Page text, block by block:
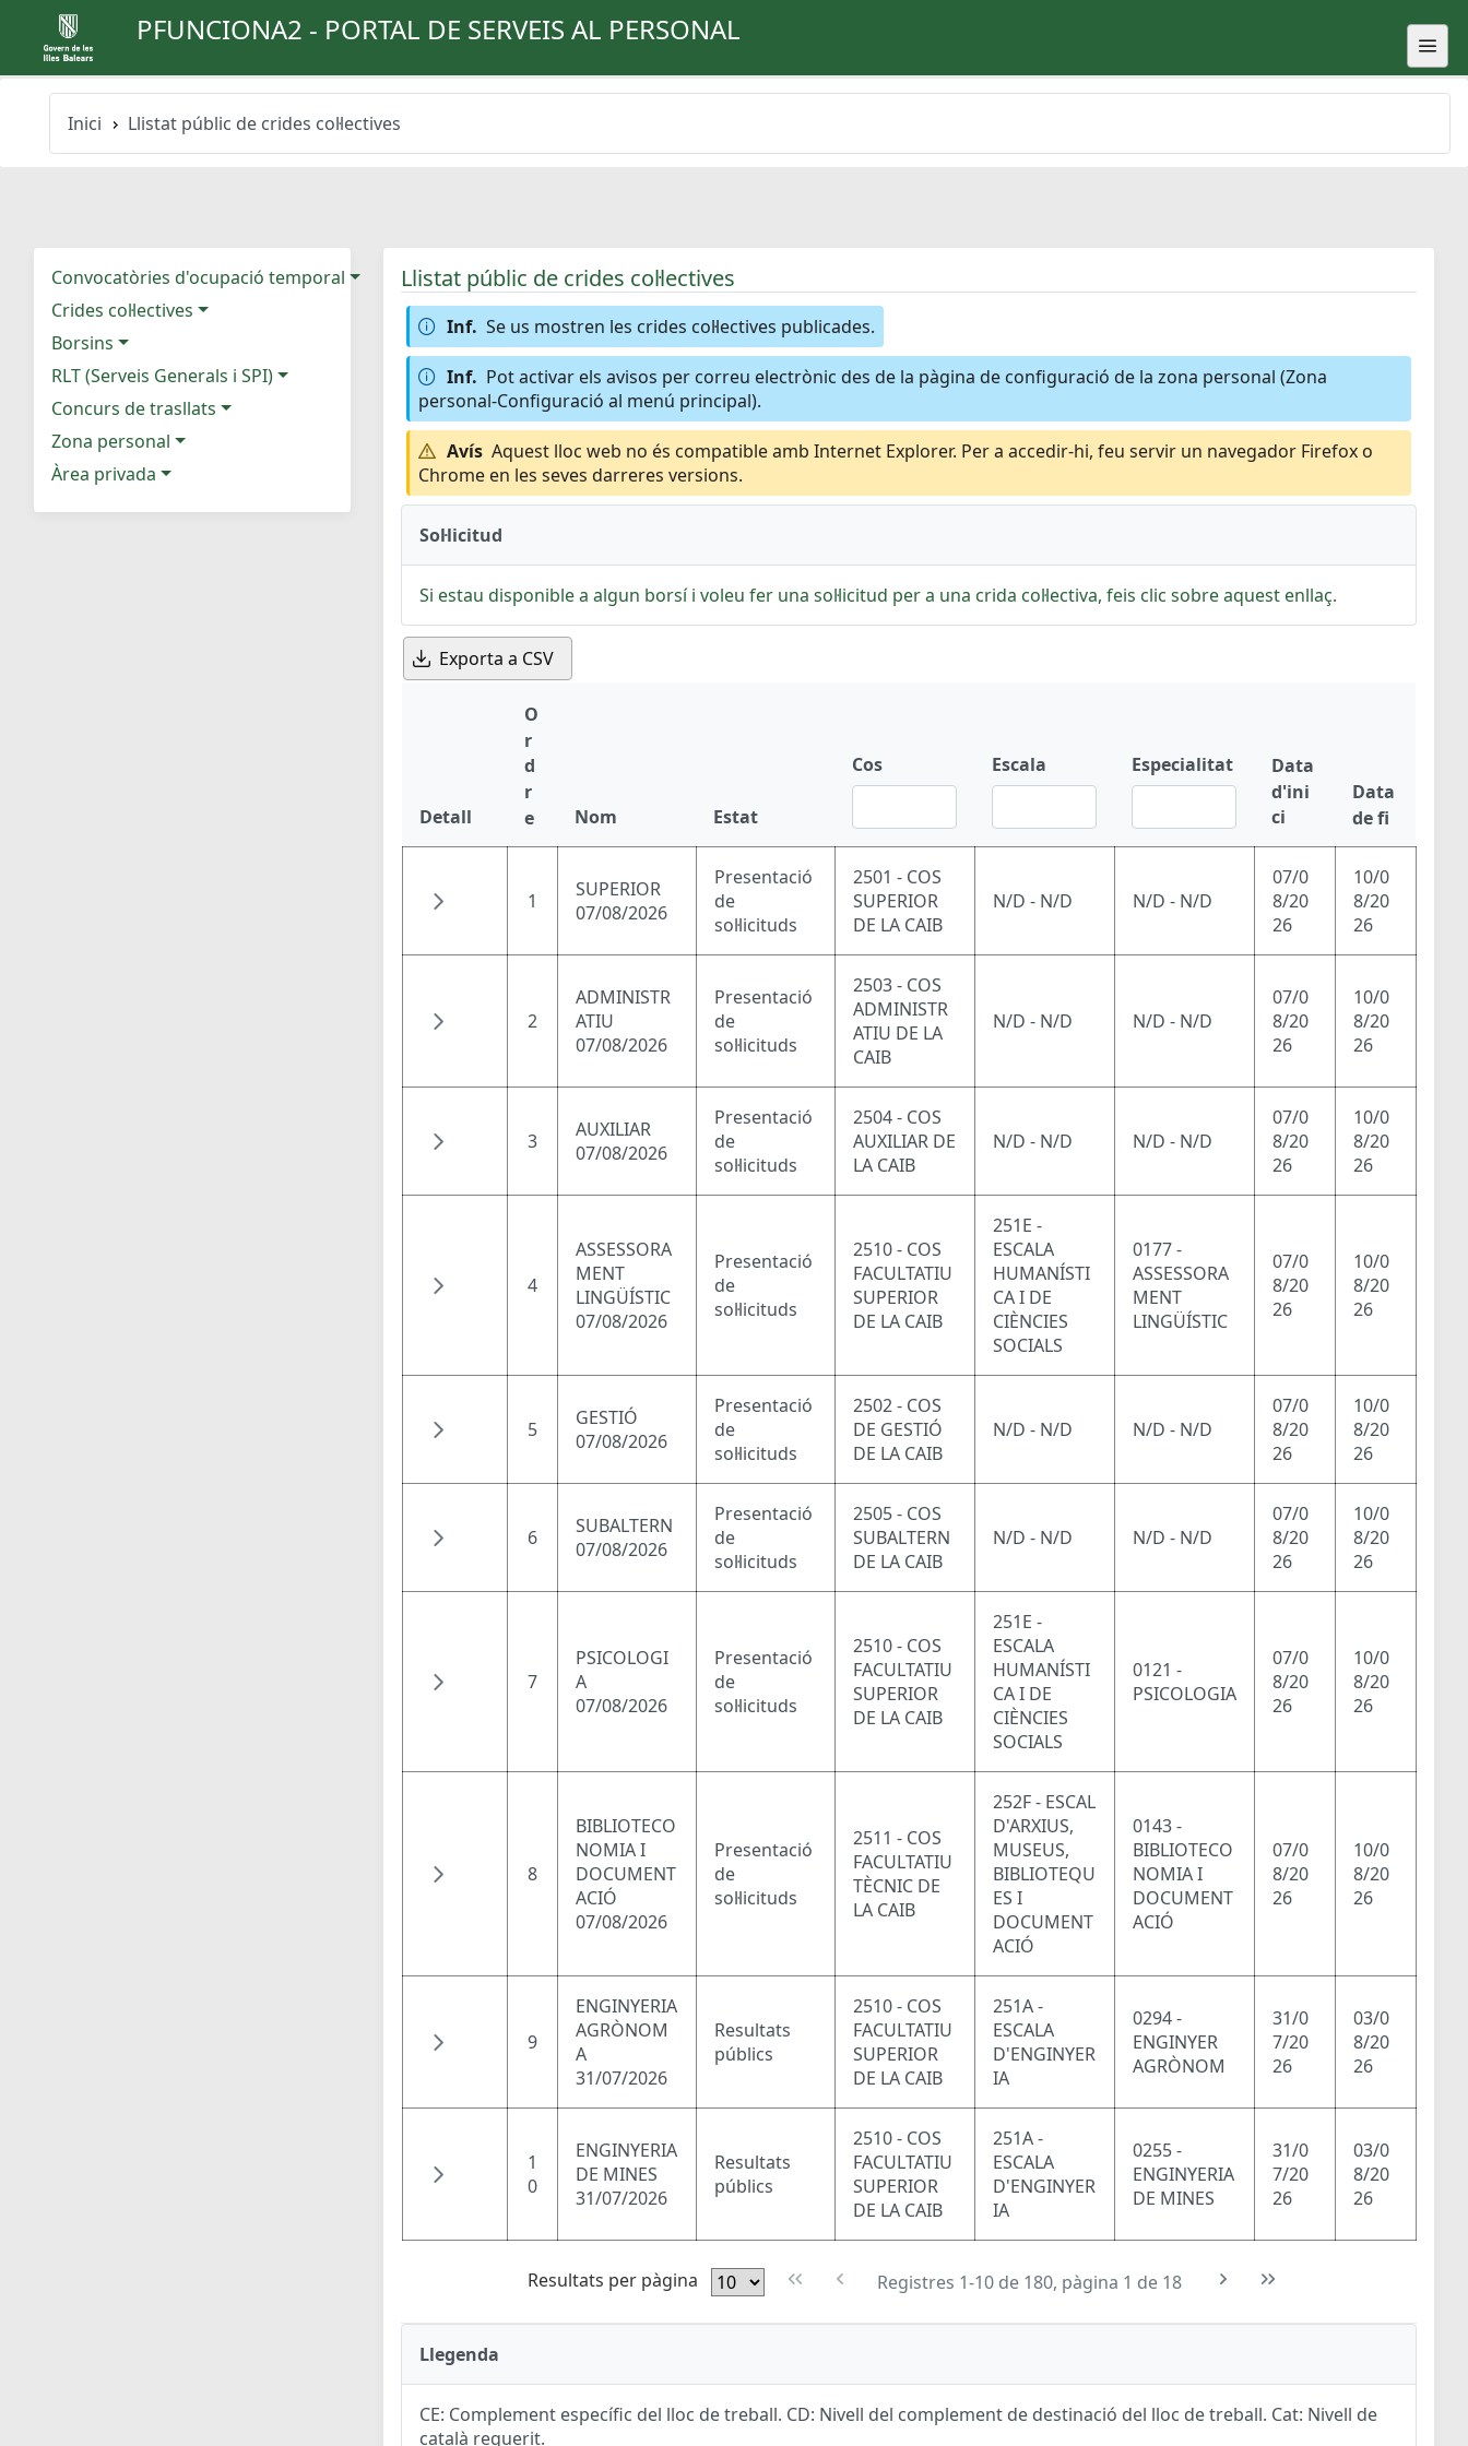
PFUNCIONA2 - PORTAL DE SERVEIS AL PERSONAL
Inici Llistat públic de crides col·lectives
Convocatòries d'ocupació temporal
Crides col·lectives
Borsins
RLT (Serveis Generals i SPI)
Concurs de trasllats
Zona personal
Àrea privada
Llistat públic de crides col·lectives
Inf. Se us mostren les crides col·lectives publicades.
Inf. Pot activar els avisos per correu electrònic des de la pàgina de configuració de la zona personal (Zona
personal-Configuració al menú principal).
Avís Aquest lloc web no és compatible amb Internet Explorer. Per a accedir-hi, feu servir un navegador Firefox o
Chrome en les seves darreres versions.
Sol·licitud
Si estau disponible a algun borsí i voleu fer una sol·licitud per a una crida col·lectiva, feis clic sobre aquest enllaç.
Exporta a CSV
Detall
O
r
d
r
e
Nom Estat
Cos Escala Especialitat
Data
d'ini
ci
Data
de fi
1
SUPERIOR
07/08/2026
Presentació
de
sol·licituds
2501 - COS
SUPERIOR
DE LA CAIB
N/D - N/D N/D - N/D
07/0
8/20
26
10/0
8/20
26
2
ADMINISTR
ATIU
07/08/2026
Presentació
de
sol·licituds
2503 - COS
ADMINISTR
ATIU DE LA
CAIB
N/D - N/D N/D - N/D
07/0
8/20
26
10/0
8/20
26
3
AUXILIAR
07/08/2026
Presentació
de
sol·licituds
2504 - COS
AUXILIAR DE
LA CAIB
N/D - N/D N/D - N/D
07/0
8/20
26
10/0
8/20
26
4
ASSESSORA
MENT
LINGÜÍSTIC
07/08/2026
Presentació
de
sol·licituds
2510 - COS
FACULTATIU
SUPERIOR
DE LA CAIB
251E -
ESCALA
HUMANÍSTI
CA I DE
CIÈNCIES
SOCIALS
0177 -
ASSESSORA
MENT
LINGÜÍSTIC
07/0
8/20
26
10/0
8/20
26
5
GESTIÓ
07/08/2026
Presentació
de
sol·licituds
2502 - COS
DE GESTIÓ
DE LA CAIB
N/D - N/D N/D - N/D
07/0
8/20
26
10/0
8/20
26
6
SUBALTERN
07/08/2026
Presentació
de
sol·licituds
2505 - COS
SUBALTERN
DE LA CAIB
N/D - N/D N/D - N/D
07/0
8/20
26
10/0
8/20
26
7
PSICOLOGI
A
07/08/2026
Presentació
de
sol·licituds
2510 - COS
FACULTATIU
SUPERIOR
DE LA CAIB
251E -
ESCALA
HUMANÍSTI
CA I DE
CIÈNCIES
SOCIALS
0121 -
PSICOLOGIA
07/0
8/20
26
10/0
8/20
26
8
BIBLIOTECO
NOMIA I
DOCUMENT
ACIÓ
07/08/2026
Presentació
de
sol·licituds
2511 - COS
FACULTATIU
TÈCNIC DE
LA CAIB
252F - ESCAL
D'ARXIUS,
MUSEUS,
BIBLIOTEQU
ES I
DOCUMENT
ACIÓ
0143 -
BIBLIOTECO
NOMIA I
DOCUMENT
ACIÓ
07/0
8/20
26
10/0
8/20
26
9
ENGINYERIA
AGRÒNOM
A
31/07/2026
Resultats
públics
2510 - COS
FACULTATIU
SUPERIOR
DE LA CAIB
251A -
ESCALA
D'ENGINYER
IA
0294 -
ENGINYER
AGRÒNOM
31/0
7/20
26
03/0
8/20
26
1
0
ENGINYERIA
DE MINES
31/07/2026
Resultats
públics
2510 - COS
FACULTATIU
SUPERIOR
DE LA CAIB
251A -
ESCALA
D'ENGINYER
IA
0255 -
ENGINYERIA
DE MINES
31/0
7/20
26
03/0
8/20
26
Resultats per pàgina Registres 1-10 de 180, pàgina 1 de 18
Llegenda
CE: Complement específic del lloc de treball. CD: Nivell del complement de destinació del lloc de treball. Cat: Nivell de
català requerit.